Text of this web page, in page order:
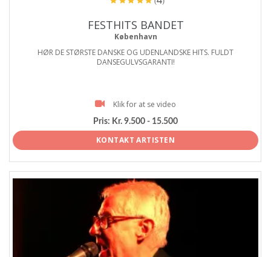
FESTHITS BANDET
København
HØR DE STØRSTE DANSKE OG UDENLANDSKE HITS. FULDT
DANSEGULVSGARANTI!
Klik for at se video
Pris: Kr. 9.500 - 15.500
KONTAKT ARTISTEN